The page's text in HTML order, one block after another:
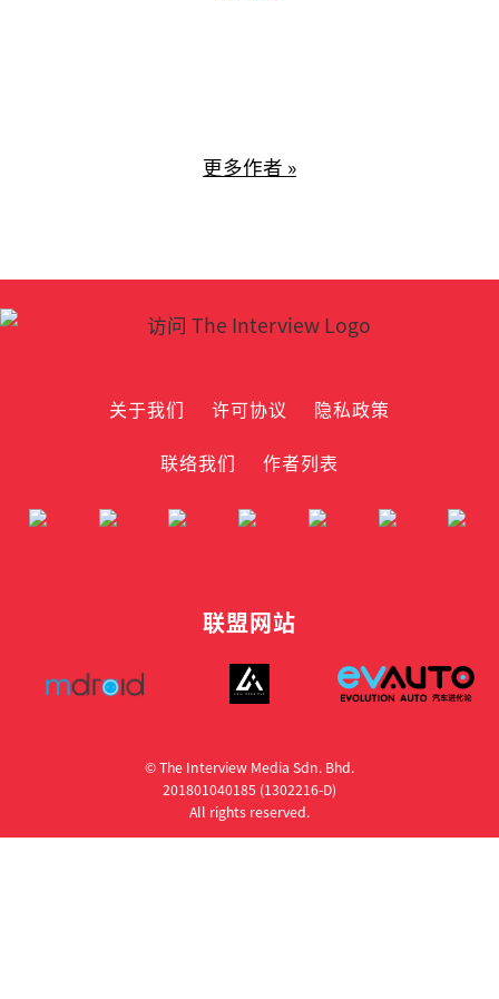
更多作者 »
关于我们 许可协议
隐私政策
联络我们
作者列表
联盟网站
© The Interview Media Sdn. Bhd.
201801040185 (1302216­-D)
All rights reserved.